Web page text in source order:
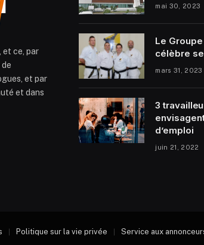
et ce, par
et par
et dans
mai 30, 2023
Le
célèbre
mars 31, 2023
3
d’emploi
juin 21, 2022
Politique sur la vie privée Service aux